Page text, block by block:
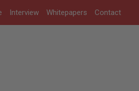
Interview Whitepapers Contact